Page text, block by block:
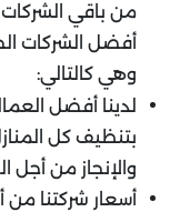
من باقي
أفضل الشركات
وهي كالتالي:
لدينا أفضل
بتنظيف كل
والإنجاز من أجل
أسعار شركتنا من